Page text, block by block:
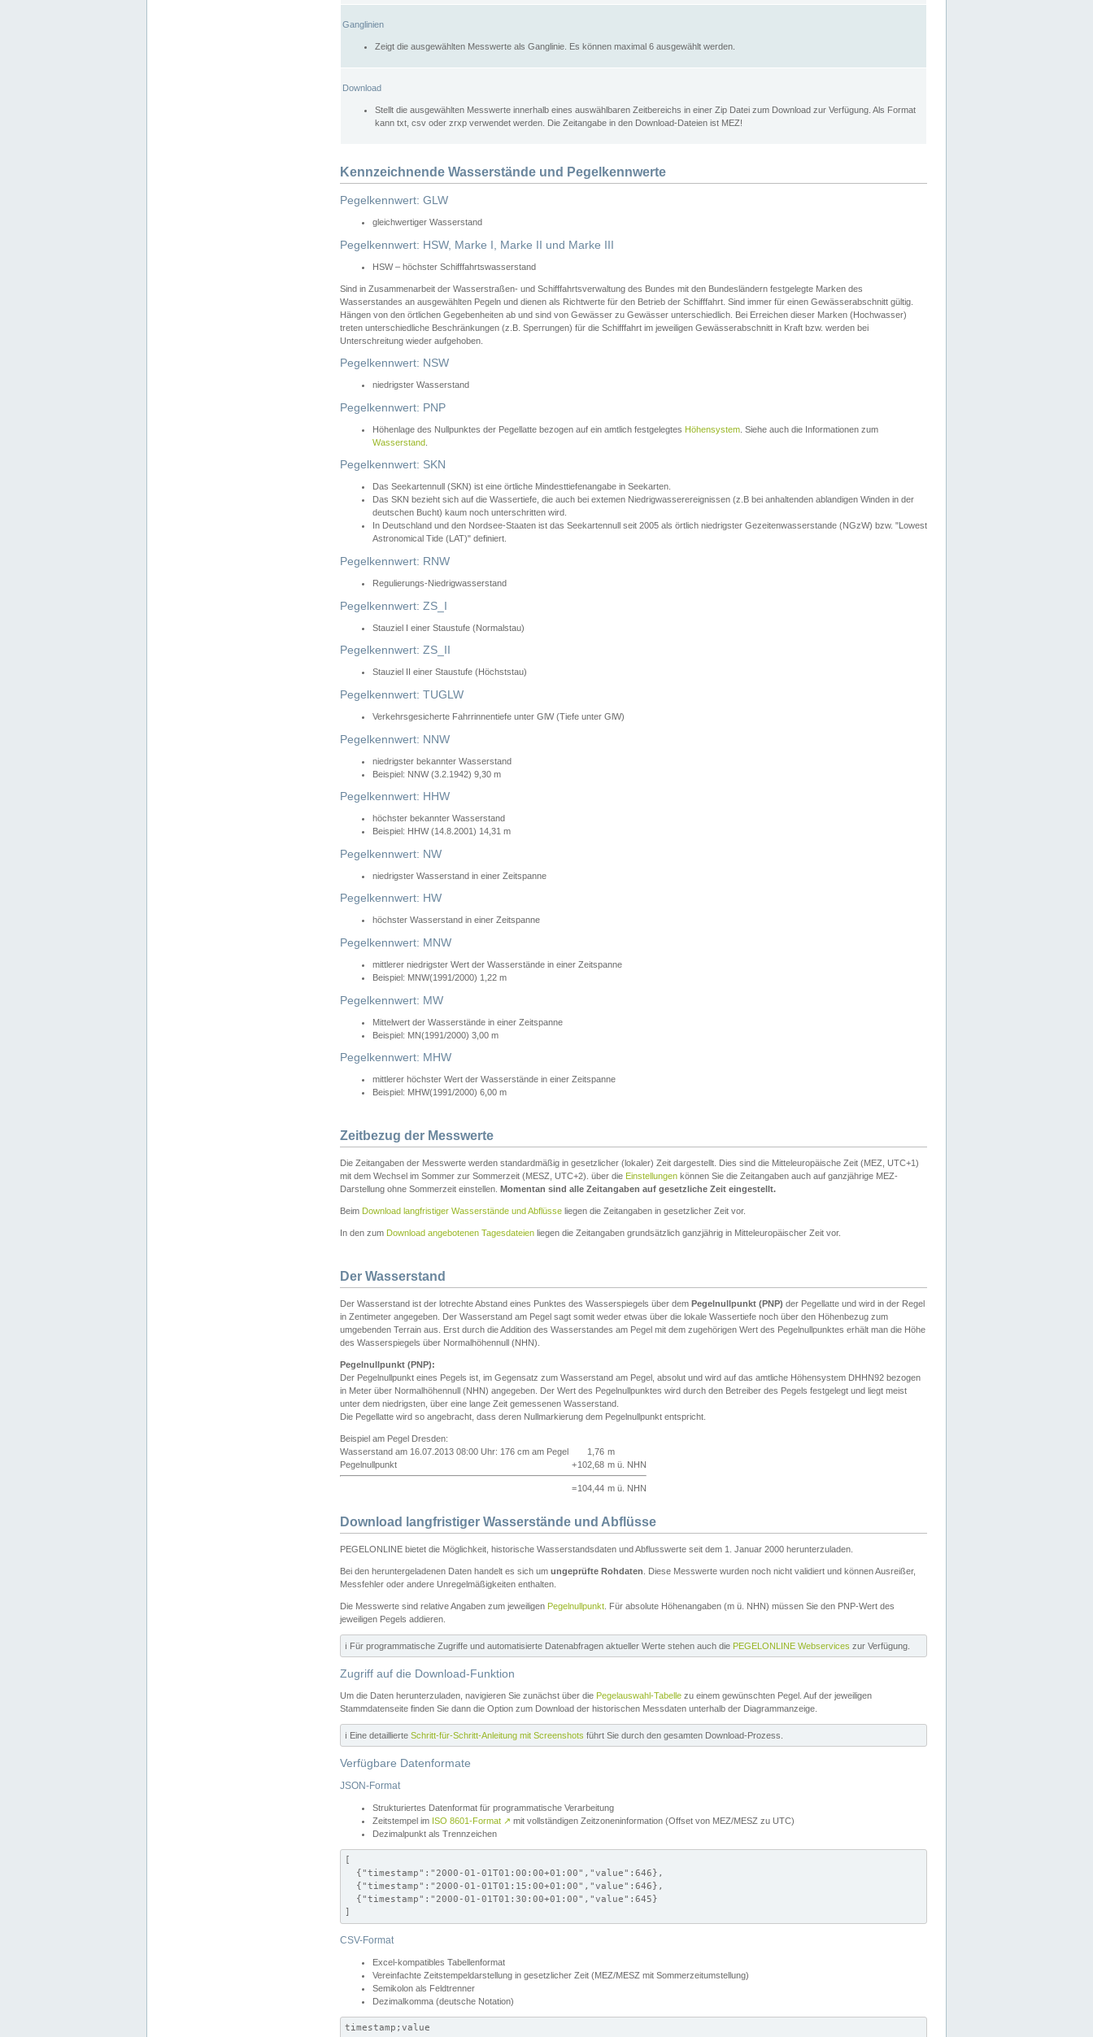
Ganglinien
Zeigt die ausgewählten Messwerte als Ganglinie. Es können maximal 6 ausgewählt werden.
Download
Stellt die ausgewählten Messwerte innerhalb eines auswählbaren Zeitbereichs in einer Zip Datei zum Download zur Verfügung. Als Format
kann txt, csv oder zrxp verwendet werden. Die Zeitangabe in den Download-Dateien ist MEZ!
Kennzeichnende Wasserstände und Pegelkennwerte
Pegelkennwert: GLW
gleichwertiger Wasserstand
Pegelkennwert: HSW, Marke I, Marke II und Marke III
HSW – höchster Schifffahrtswasserstand
Sind in Zusammenarbeit der Wasserstraßen- und Schifffahrtsverwaltung des Bundes mit den Bundesländern festgelegte Marken des
Wasserstandes an ausgewählten Pegeln und dienen als Richtwerte für den Betrieb der Schifffahrt. Sind immer für einen Gewässerabschnitt gültig.
Hängen von den örtlichen Gegebenheiten ab und sind von Gewässer zu Gewässer unterschiedlich. Bei Erreichen dieser Marken (Hochwasser)
treten unterschiedliche Beschränkungen (z.B. Sperrungen) für die Schifffahrt im jeweiligen Gewässerabschnitt in Kraft bzw. werden bei
Unterschreitung wieder aufgehoben.
Pegelkennwert: NSW
niedrigster Wasserstand
Pegelkennwert: PNP
Höhenlage des Nullpunktes der Pegellatte bezogen auf ein amtlich festgelegtes Höhensystem . Siehe auch die Informationen zum
Wasserstand
Pegelkennwert: SKN
Das Seekartennull (SKN) ist eine örtliche Mindesttiefenangabe in Seekarten.
Das SKN bezieht sich auf die Wassertiefe, die auch bei extemen Niedrigwasserereignissen (z.B bei anhaltenden ablandigen Winden in der
deutschen Bucht) kaum noch unterschritten wird.
In Deutschland und den Nordsee-Staaten ist das Seekartennull seit 2005 als örtlich niedrigster Gezeitenwasserstande (NGzW) bzw. "Lowest
Astronomical Tide (LAT)" definiert.
Pegelkennwert: RNW
Regulierungs-Niedrigwasserstand
Pegelkennwert: ZS_I
Stauziel I einer Staustufe (Normalstau)
Pegelkennwert: ZS_II
Stauziel II einer Staustufe (Höchststau)
Pegelkennwert: TUGLW
Verkehrsgesicherte Fahrrinnentiefe unter GlW (Tiefe unter GlW)
Pegelkennwert: NNW
niedrigster bekannter Wasserstand
Beispiel: NNW (3.2.1942) 9,30 m
Pegelkennwert: HHW
höchster bekannter Wasserstand
Beispiel: HHW (14.8.2001) 14,31 m
Pegelkennwert: NW
niedrigster Wasserstand in einer Zeitspanne
Pegelkennwert: HW
höchster Wasserstand in einer Zeitspanne
Pegelkennwert: MNW
mittlerer niedrigster Wert der Wasserstände in einer Zeitspanne
Beispiel: MNW(1991/2000) 1,22 m
Pegelkennwert: MW
Mittelwert der Wasserstände in einer Zeitspanne
Beispiel: MN(1991/2000) 3,00 m
Pegelkennwert: MHW
mittlerer höchster Wert der Wasserstände in einer Zeitspanne
Beispiel: MHW(1991/2000) 6,00 m
Zeitbezug der Messwerte
Die Zeitangaben der Messwerte werden standardmäßig in gesetzlicher (lokaler) Zeit dargestellt. Dies sind die Mitteleuropäische Zeit (MEZ, UTC+1)
mit dem Wechsel im Sommer zur Sommerzeit (MESZ, UTC+2). über die Einstellungen können Sie die Zeitangaben auch auf ganzjährige MEZ-
Darstellung ohne Sommerzeit einstellen. Momentan sind alle Zeitangaben auf gesetzliche Zeit eingestellt.
Beim Download langfristiger Wasserstände und Abflüsse liegen die Zeitangaben in gesetzlicher Zeit vor.
In den zum Download angebotenen Tagesdateien liegen die Zeitangaben grundsätzlich ganzjährig in Mitteleuropäischer Zeit vor.
Der Wasserstand
Der Wasserstand ist der lotrechte Abstand eines Punktes des Wasserspiegels über dem Pegelnullpunkt (PNP) der Pegellatte und wird in der Regel
in Zentimeter angegeben. Der Wasserstand am Pegel sagt somit weder etwas über die lokale Wassertiefe noch über den Höhenbezug zum
umgebenden Terrain aus. Erst durch die Addition des Wasserstandes am Pegel mit dem zugehörigen Wert des Pegelnullpunktes erhält man die Höhe
des Wasserspiegels über Normalhöhennull (NHN).
Pegelnullpunkt (PNP):
Der Pegelnullpunkt eines Pegels ist, im Gegensatz zum Wasserstand am Pegel, absolut und wird auf das amtliche Höhensystem DHHN92 bezogen
in Meter über Normalhöhennull (NHN) angegeben. Der Wert des Pegelnullpunktes wird durch den Betreiber des Pegels festgelegt und liegt meist
unter dem niedrigsten, über eine lange Zeit gemessenen Wasserstand.
Die Pegellatte wird so angebracht, dass deren Nullmarkierung dem Pegelnullpunkt entspricht.
Beispiel am Pegel Dresden:
Wasserstand am 16.07.2013 08:00 Uhr: 176 cm am Pegel
1,76 m
Pegelnullpunkt
+102,68 m ü. NHN
=104,44 m ü. NHN
Download langfristiger Wasserstände und Abflüsse
PEGELONLINE bietet die Möglichkeit, historische Wasserstandsdaten und Abflusswerte seit dem 1. Januar 2000 herunterzuladen.
Bei den heruntergeladenen Daten handelt es sich um ungeprüfte Rohdaten . Diese Messwerte wurden noch nicht validiert und können Ausreißer,
Messfehler oder andere Unregelmäßigkeiten enthalten.
Die Messwerte sind relative Angaben zum jeweiligen Pegelnullpunkt . Für absolute Höhenangaben (m ü. NHN) müssen Sie den PNP-Wert des
jeweiligen Pegels addieren.
ℹ️ Für programmatische Zugriffe und automatisierte Datenabfragen aktueller Werte stehen auch die PEGELONLINE Webservices zur Verfügung.
Zugriff auf die Download-Funktion
Um die Daten herunterzuladen, navigieren Sie zunächst über die Pegelauswahl-Tabelle zu einem gewünschten Pegel. Auf der jeweiligen
Stammdatenseite finden Sie dann die Option zum Download der historischen Messdaten unterhalb der Diagrammanzeige.
ℹ️ Eine detaillierte Schritt-für-Schritt-Anleitung mit Screenshots führt Sie durch den gesamten Download-Prozess.
Verfügbare Datenformate
JSON-Format
Strukturiertes Datenformat für programmatische Verarbeitung
Zeitstempel im ISO 8601-Format ↗ mit vollständigen Zeitzoneninformation (Offset von MEZ/MESZ zu UTC)
Dezimalpunkt als Trennzeichen
[
  {"timestamp":"2000-01-01T01:00:00+01:00","value":646},
  {"timestamp":"2000-01-01T01:15:00+01:00","value":646},
  {"timestamp":"2000-01-01T01:30:00+01:00","value":645}
]
CSV-Format
Excel-kompatibles Tabellenformat
Vereinfachte Zeitstempeldarstellung in gesetzlicher Zeit (MEZ/MESZ mit Sommerzeitumstellung)
Semikolon als Feldtrenner
Dezimalkomma (deutsche Notation)
timestamp;value